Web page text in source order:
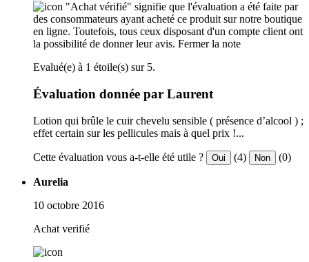
"Achat vérifié" signifie que l'évaluation a été faite par
des consommateurs ayant acheté ce produit sur notre boutique
en ligne. Toutefois, tous ceux disposant d'un compte client ont
la possibilité de donner leur avis. Fermer la note
Evalué(e) à 1 étoile(s) sur 5.
Évaluation donnée par Laurent
Lotion qui brûle le cuir chevelu sensible ( présence d’alcool ) ;
effet certain sur les pellicules mais à quel prix !...
Cette évaluation vous a-t-elle été utile ? Oui (4) Non (0)
Aurelia
10 octobre 2016
Achat verifié